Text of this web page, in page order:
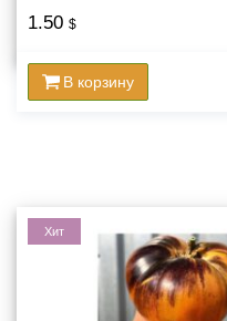
1.50 $
В корзину
Хит